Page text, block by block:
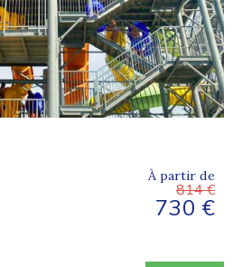
À partir de
814 €
730 €